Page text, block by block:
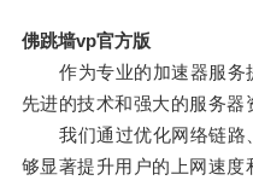
佛跳墙vp官方版
作为专业的加速器服务
先进的技术和强大的服务器
我们通过优化网络链路
够显著提升用户的上网速度